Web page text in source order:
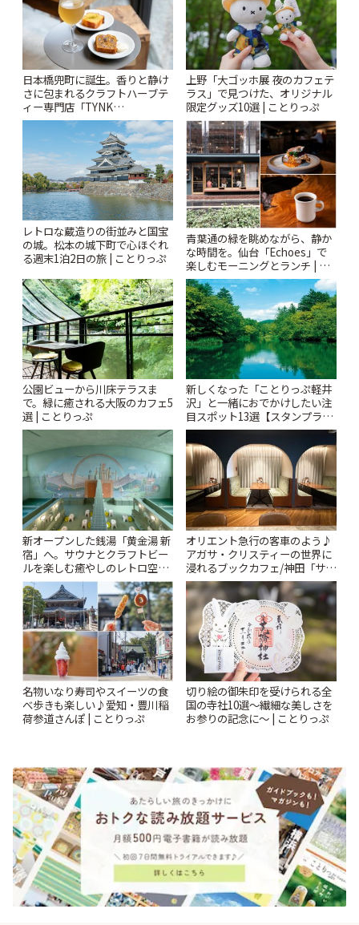
日本橋兜町に誕生。香りと静け
さに包まれるクラフトハーブテ
ィー専門店「TYNK
Kabutocho」 | ことりっぷ
上野「大ゴッホ展 夜のカフェテ
ラス」で見つけた、オリジナル
限定グッズ10選 | ことりっぷ
レトロな蔵造りの街並みと国宝
の城。松本の城下町で心ほぐれ
る週末1泊2日の旅 | ことりっぷ
青葉通の緑を眺めながら、静か
な時間を。仙台「Echoes」で
楽しむモーニングとランチ | こ
とりっぷ
公園ビューから川床テラスま
で。緑に癒される大阪のカフェ5
選 | ことりっぷ
新しくなった「ことりっぷ軽井
沢」と一緒におでかけしたい注
目スポット13選【スタンプラリ
ー開催中】 | ことりっぷ
新オープンした銭湯「黄金湯 新
宿」へ。サウナとクラフトビー
ルを楽しむ癒やしのレトロ空間
| ことりっぷ
オリエント急行の客車のよう♪
アガサ・クリスティーの世界に
浸れるブックカフェ/神田「サロ
ンクリスティ」 | ことりっぷ
名物いなり寿司やスイーツの食
べ歩きも楽しい♪愛知・豊川稲
荷参道さんぽ | ことりっぷ
切り絵の御朱印を受けられる全
国の寺社10選〜繊細な美しさを
お参りの記念に〜 | ことりっぷ